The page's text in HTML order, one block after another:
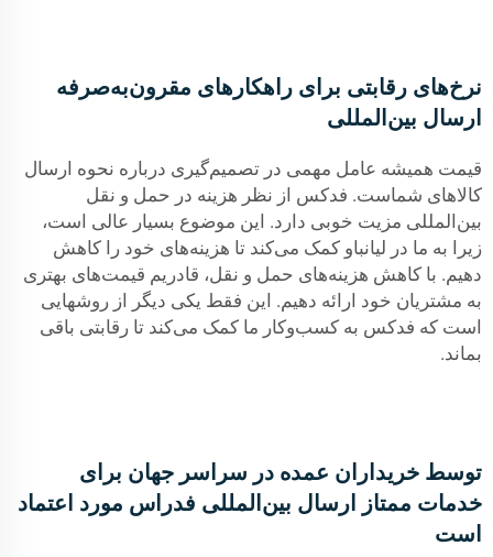
نرخ‌های رقابتی برای راهکارهای مقرون‌به‌صرفه
ارسال بین‌المللی
قیمت همیشه عامل مهمی در تصمیم‌گیری درباره نحوه ارسال
کالاهای شماست. فدکس از نظر هزینه در حمل و نقل
بین‌المللی مزیت خوبی دارد. این موضوع بسیار عالی است،
زیرا به ما در لیانباو کمک می‌کند تا هزینه‌های خود را کاهش
دهیم. با کاهش هزینه‌های حمل و نقل، قادریم قیمت‌های بهتری
به مشتریان خود ارائه دهیم. این فقط یکی دیگر از روشهایی
است که فدکس به کسب‌وکار ما کمک می‌کند تا رقابتی باقی
بماند.
توسط خریداران عمده در سراسر جهان برای
خدمات ممتاز ارسال بین‌المللی فدراس مورد اعتماد
است